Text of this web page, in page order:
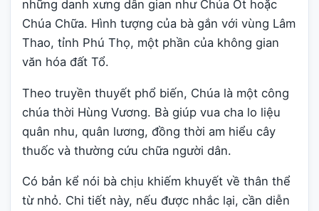
những danh xưng dân gian như Chúa Ót hoặc
Chúa Chữa. Hình tượng của bà gắn với vùng Lâm
Thao, tỉnh Phú Thọ, một phần của không gian
văn hóa đất Tổ.
Theo truyền thuyết phổ biến, Chúa là một công
chúa thời Hùng Vương. Bà giúp vua cha lo liệu
quân nhu, quân lương, đồng thời am hiểu cây
thuốc và thường cứu chữa người dân.
Có bản kể nói bà chịu khiếm khuyết về thân thể
từ nhỏ. Chi tiết này, nếu được nhắc lại, cần diễn